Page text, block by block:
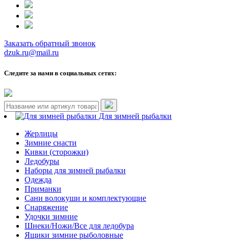
Заказать обратный звонок
dzuk.ru@mail.ru
Следите за нами в социальных сетях:
Для зимней рыбалки
Жерлицы
Зимние снасти
Кивки (сторожки)
Ледобуры
Наборы для зимней рыбалки
Одежда
Приманки
Сани волокуши и комплектующие
Снаряжение
Удочки зимние
Шнеки/Ножи/Все для ледобура
Ящики зимние рыболовные